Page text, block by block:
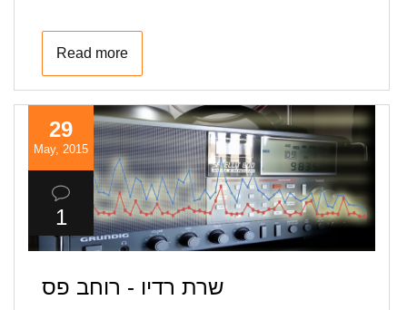
Read more
29
May, 2015
1
שרת רדיו - רוחב פס